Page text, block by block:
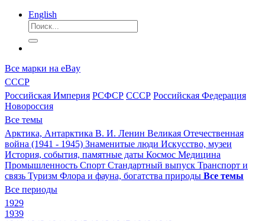
English
Все марки на eBay
СССР
Российская Империя РСФСР СССР Российская Федерация
Новороссия
Все темы
Арктика, Антарктика В. И. Ленин Великая Отечественная
война (1941 - 1945) Знаменитые люди Искусство, музеи
История, события, памятные даты Космос Медицина
Промышленность Спорт Стандартный выпуск Транспорт и
связь Туризм Флора и фауна, богатства природы Все темы
Все периоды
1929
1939